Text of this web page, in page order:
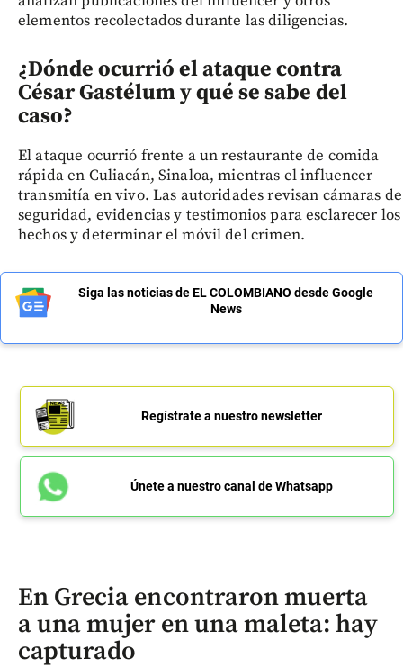
elementos recolectados durante las diligencias.
¿Dónde ocurrió el ataque contra
César Gastélum y qué se sabe del
caso?
El ataque ocurrió frente a un restaurante de comida
rápida en Culiacán, Sinaloa, mientras el influencer
transmitía en vivo. Las autoridades revisan cámaras de
seguridad, evidencias y testimonios para esclarecer los
hechos y determinar el móvil del crimen.
Siga las noticias de EL COLOMBIANO desde Google
News
Regístrate a nuestro newsletter
Únete a nuestro canal de Whatsapp
En Grecia encontraron muerta
a una mujer en una maleta: hay
capturado